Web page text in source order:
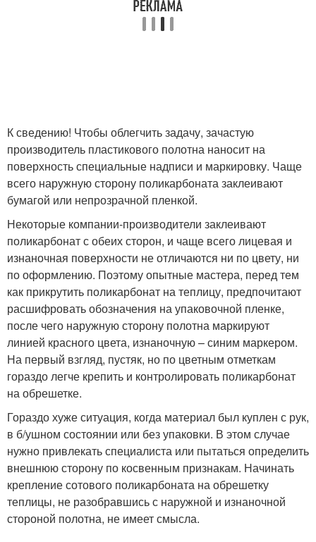
К сведению! Чтобы облегчить задачу, зачастую
производитель пластикового полотна наносит на
поверхность специальные надписи и маркировку. Чаще
всего наружную сторону поликарбоната заклеивают
бумагой или непрозрачной пленкой.
Некоторые компании-производители заклеивают
поликарбонат с обеих сторон, и чаще всего лицевая и
изнаночная поверхности не отличаются ни по цвету, ни
по оформлению. Поэтому опытные мастера, перед тем
как прикрутить поликарбонат на теплицу, предпочитают
расшифровать обозначения на упаковочной пленке,
после чего наружную сторону полотна маркируют
линией красного цвета, изнаночную – синим маркером.
На первый взгляд, пустяк, но по цветным отметкам
гораздо легче крепить и контролировать поликарбонат
на обрешетке.
Гораздо хуже ситуация, когда материал был куплен с рук,
в б/ушном состоянии или без упаковки. В этом случае
нужно привлекать специалиста или пытаться определить
внешнюю сторону по косвенным признакам. Начинать
крепление сотового поликарбоната на обрешетку
теплицы, не разобравшись с наружной и изнаночной
стороной полотна, не имеет смысла.